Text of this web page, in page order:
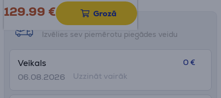
129.99 € Grozā
Saņemšanas iespējas
Izvēlies sev piemērotu piegādes veidu
Veikals
06.08.2026
0 €
Uzzināt vairāk